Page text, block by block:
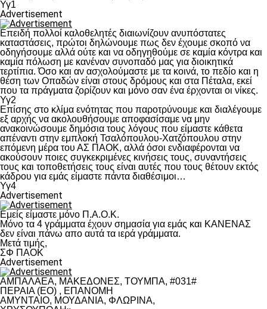
Υγ1
Advertisement
Επειδή πολλοί καλοθελητές διαιωνίζουν ανυπόστατες
καταστάσεις, πρώτοι δηλώνουμε πως δεν έχουμε σκοπό να
οδηγήσουμε αλλά ούτε και να οδηγηθούμε σε καμία κόντρα και
καμία πόλωση με κανέναν συνοπαδό μας για διοικητικά
τερτίπια. Όσο και αν ασχολούμαστε με τα κοινά, το πεδίο και η
θέση των Οπαδών είναι στους δρόμους και στα Πέταλα, εκεί
που τα πράγματα ζορίζουν και μόνο σαν ένα έρχονται οι νίκες.
Υγ2
Επίσης στο κλίμα ενότητας που παροτρύνουμε και διαλέγουμε
εξ αρχής να ακολουθήσουμε αποφασίσαμε να μην
ανακοινώσουμε δημόσια τους λόγους που είμαστε κάθετα
απέναντι στην εμπλοκή Τσαλόπουλου-Χατζόπουλου στην
επόμενη μέρα του ΑΣ ΠΑΟΚ, αλλά όσοι ενδιαφέρονται να
ακούσουν ποιες συγκεκριμένες κινήσεις τους, συναντήσεις
τους και τοποθετήσεις τους είναι αυτές που τους θέτουν εκτός
κάδρου για εμάς είμαστε πάντα διαθέσιμοι…
Υγ4
Advertisement
Εμείς είμαστε μόνο Π.Α.Ο.Κ.
Μόνο τα 4 γράμματα έχουν σημασία για εμάς και ΚΑΝΕΝΑΣ
δεν είναι πάνω απο αυτά τα ιερά γράμματα.
Μετά τιμής,
ΣΦ ΠΑΟΚ
Advertisement
ΑΜΠΑΛΑΕΑ, ΜΑΚΕΔΟΝΕΣ, ΤΟΥΜΠΑ, #031#
ΠΕΡΑΙΑ (ΕΟ) , ΕΠΑΝΟΜΗ
ΑΜΥΝΤΑΙΟ, ΜΟΥΔΑΝΙΑ, ΦΛΩΡΙΝΑ,